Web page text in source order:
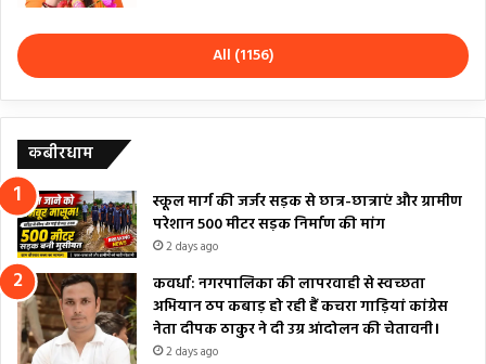
All (1156)
कबीरधाम
स्कूल मार्ग की जर्जर सड़क से छात्र-छात्राएं और ग्रामीण
परेशान 500 मीटर सड़क निर्माण की मांग
2 days ago
कवर्धा: नगरपालिका की लापरवाही से स्वच्छता
अभियान ठप कबाड़ हो रही हैं कचरा गाड़ियां कांग्रेस
नेता दीपक ठाकुर ने दी उग्र आंदोलन की चेतावनी।
2 days ago